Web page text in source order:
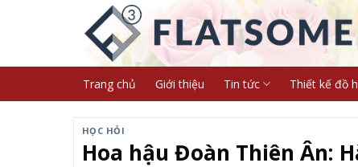
Trang chủ Giới thiệu Tin tức Thiết kế đồ
HỌC HỎI
Hoa hậu Đoàn Thiên Ân: